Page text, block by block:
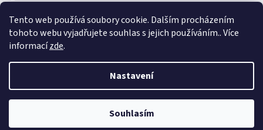
Tento web používá soubory cookie. Dalším procházením
tohoto webu vyjadřujete souhlas s jejich používáním.. Více
informacízde.
Nastavení
Souhlasím
https://www.facebook.com/Elektro-Vr%C5%A1ovick%C3%A1-229
214624677338
Vytvořil Shoptet
HTS obchod. Všechna práva vyhrazena.